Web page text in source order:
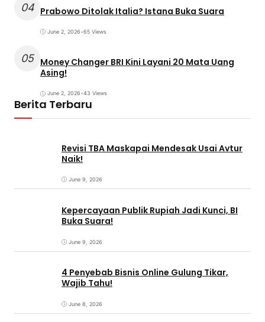
04 Prabowo Ditolak Italia? Istana Buka Suara
June 2, 2026•65 Views
05 Money Changer BRI Kini Layani 20 Mata Uang
Asing!
June 2, 2026•43 Views
Berita Terbaru
Revisi TBA Maskapai Mendesak Usai Avtur
Naik!
June 9, 2026
Kepercayaan Publik Rupiah Jadi Kunci, BI
Buka Suara!
June 9, 2026
4 Penyebab Bisnis Online Gulung Tikar,
Wajib Tahu!
June 8, 2026